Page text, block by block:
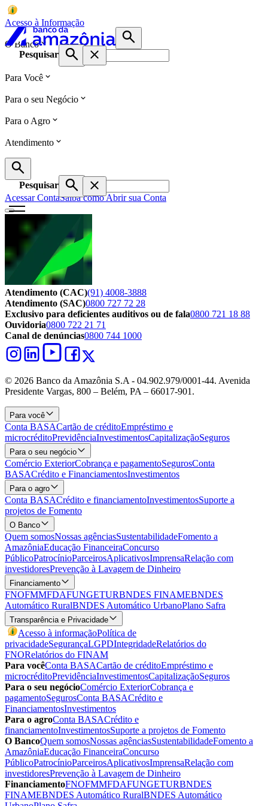
Acesso à Informação
O Banco
Pesquisar
Para Você
Para o seu Negócio
Para o Agro
Atendimento
Pesquisar
Acessar ContaSaiba como Abrir sua Conta
Atendimento (CAC)(91) 4008-3888
Atendimento (SAC)0800 727 72 28
Exclusivo para deficientes auditivos ou de fala0800 721 18 88
Ouvidoria0800 722 21 71
Canal de denúncias0800 744 1000
© 2026 Banco da Amazônia S.A - 04.902.979/0001‐44. Avenida
Presidente Vargas, 800 – Belém, PA – 66017-901.
Para você
Conta BASACartão de créditoEmpréstimo e
microcréditoPrevidênciaInvestimentosCapitalizaçãoSeguros
Para o seu negócio
Comércio ExteriorCobrança e pagamentoSegurosConta
BASACrédito e FinanciamentosInvestimentos
Para o agro
Conta BASACrédito e financiamentoInvestimentosSuporte a
projetos de Fomento
O Banco
Quem somosNossas agênciasSustentabilidadeFomento a
AmazôniaEducação FinanceiraConcurso
PúblicoPatrocínioParceirosAplicativosImprensaRelação com
investidoresPrevenção à Lavagem de Dinheiro
Financiamento
FNOFMMFDAFUNGETURBNDES FINAMEBNDES
Automático RuralBNDES Automático UrbanoPlano Safra
Transparência e Privacidade
Acesso à informaçãoPolítica de
privacidadeSegurançaLGPDIntegridadeRelatórios do
FNORelatórios do FINAM
Para vocêConta BASACartão de créditoEmpréstimo e
microcréditoPrevidênciaInvestimentosCapitalizaçãoSeguros
Para o seu negócioComércio ExteriorCobrança e
pagamentoSegurosConta BASACrédito e
FinanciamentosInvestimentos
Para o agroConta BASACrédito e
financiamentoInvestimentosSuporte a projetos de Fomento
O BancoQuem somosNossas agênciasSustentabilidadeFomento a
AmazôniaEducação FinanceiraConcurso
PúblicoPatrocínioParceirosAplicativosImprensaRelação com
investidoresPrevenção à Lavagem de Dinheiro
FinanciamentoFNOFMMFDAFUNGETURBNDES
FINAMEBNDES Automático RuralBNDES Automático